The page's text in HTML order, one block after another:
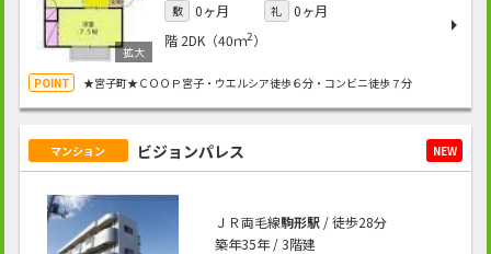
敷 0ヶ月 礼
0ヶ月
階 2DK（40ｍ2）
★宮子町★ＣＯＯＰ宮子・ウエルシア徒歩６分・コンビニ徒歩７分
マンション ビジョンパレス NEW
ＪＲ両毛線駒形駅/ 徒歩28分
築年35年 / 3階建